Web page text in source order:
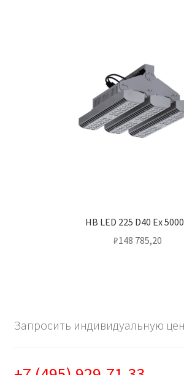
HB LED 225 D40 Ex
₽148 785,20
Запросить индивидуальную